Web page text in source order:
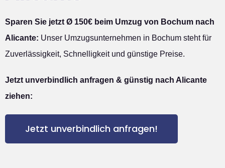
Sparen Sie jetzt Ø 150€ beim Umzug von Bochum nach
Alicante: Unser Umzugsunternehmen in Bochum steht für
Zuverlässigkeit, Schnelligkeit und günstige Preise.
Jetzt unverbindlich anfragen & günstig nach Alicante
ziehen:
Jetzt unverbindlich anfragen!